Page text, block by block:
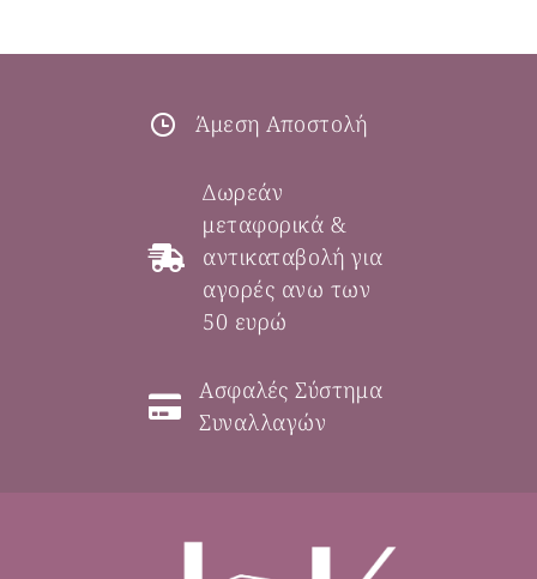
Άμεση Αποστολή
Δωρεάν
μεταφορικά &
αντικαταβολή για
αγορές ανω των
50 ευρώ
Ασφαλές Σύστημα
Συναλλαγών